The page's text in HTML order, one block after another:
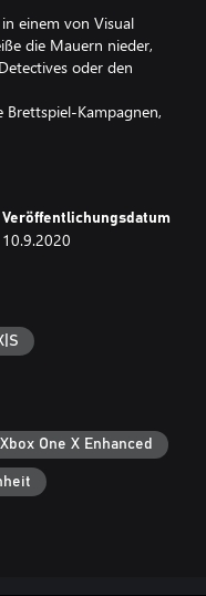
einem von Visual
die Mauern nieder,
oder den
Brettspiel-Kampagnen,
Veröffentlichungsdatum
10.9.2020
Xbox One X Enhanced